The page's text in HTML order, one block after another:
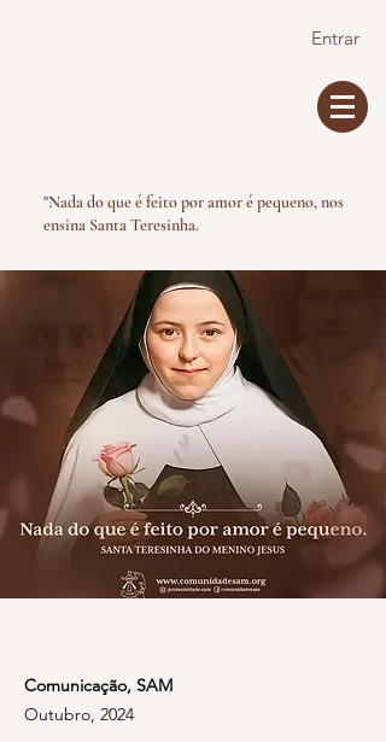
Entrar
"Nada do que é feito por amor é pequeno, nos
ensina Santa Teresinha.
Comunicação, SAM
Outubro, 2024